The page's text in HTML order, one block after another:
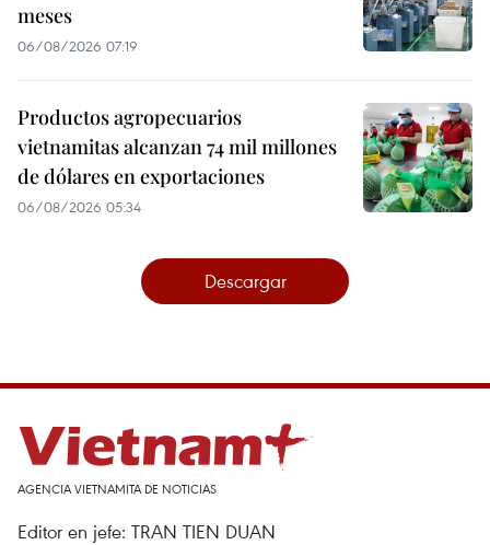
meses
06/08/2026 07:19
Productos agropecuarios
vietnamitas alcanzan 74 mil millones
de dólares en exportaciones
06/08/2026 05:34
Descargar
AGENCIA VIETNAMITA DE NOTICIAS
Editor en jefe: TRAN TIEN DUAN